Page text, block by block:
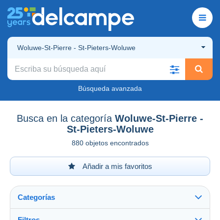
Woluwe-St-Pierre - St-Pieters-Woluwe
Búsqueda avanzada
Busca en la categoría Woluwe-St-Pierre -
St-Pieters-Woluwe
880 objetos encontrados
Añadir a mis favoritos
Categorías